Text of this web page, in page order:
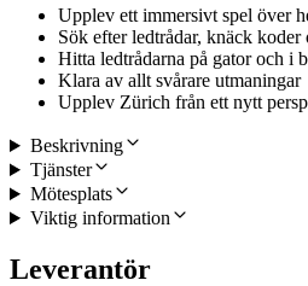
Upplev ett immersivt spel över
Sök efter ledtrådar, knäck koder
Hitta ledtrådarna på gator och i
Klara av allt svårare utmaningar
Upplev Zürich från ett nytt
Beskrivning
Tjänster
Mötesplats
Viktig information
Leverantör